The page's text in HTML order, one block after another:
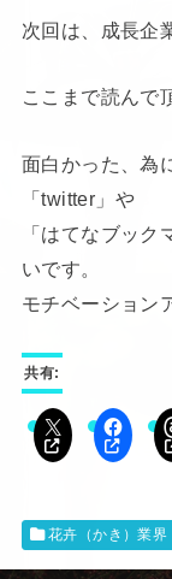
次回は、成長企
ここまで読んで
面白かった、為
「twitter」や
「はてなブッ
いです。
モチベーション
共有:
花卉（かき）業界